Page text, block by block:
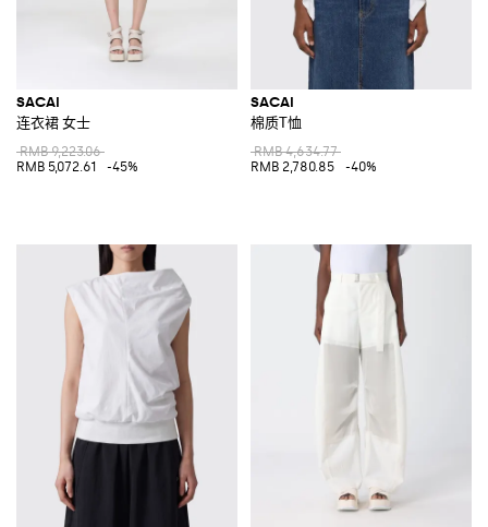
SACAI
连衣裙 女士
RMB 9,223.06
RMB 5,072.61
-45%
SACAI
棉质T恤
RMB 4,634.77
RMB 2,780.85
-40%